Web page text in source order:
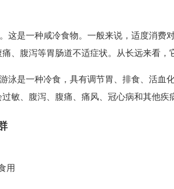
这是一种咸冷食物。一般来说，适度消费
痛、腹泻等胃肠道不适症状。从长远来看
泳是一种冷食，具有调节胃、排食、活血
敏、腹泻、腹痛、痛风、冠心病和其他疾
用